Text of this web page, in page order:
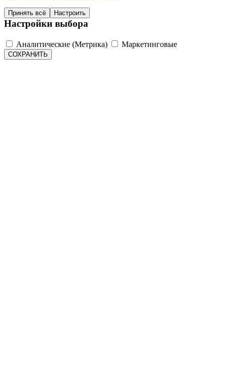
Принять всё Настроить
Настройки выбора
Аналитические (Метрика) Маркетинговые
СОХРАНИТЬ